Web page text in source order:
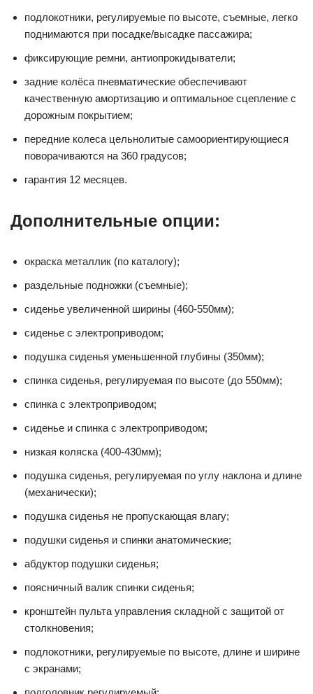
подлокотники, регулируемые по высоте, съемные, легко
поднимаются при посадке/высадке пассажира;
фиксирующие ремни, антиопрокидыватели;
задние колёса пневматические обеспечивают
качественную амортизацию и оптимальное сцепление с
дорожным покрытием;
передние колеса цельнолитые самоориентирующиеся
поворачиваются на 360 градусов;
гарантия 12 месяцев.
Дополнительные опции:
окраска металлик (по каталогу);
раздельные подножки (съемные);
сиденье увеличенной ширины (460-550мм);
сиденье с электроприводом;
подушка сиденья уменьшенной глубины (350мм);
спинка сиденья, регулируемая по высоте (до 550мм);
спинка с электроприводом;
сиденье и спинка с электроприводом;
низкая коляска (400-430мм);
подушка сиденья, регулируемая по углу наклона и длине
(механически);
подушка сиденья не пропускающая влагу;
подушки сиденья и спинки анатомические;
абдуктор подушки сиденья;
поясничный валик спинки сиденья;
кронштейн пульта управления складной с защитой от
столкновения;
подлокотники, регулируемые по высоте, длине и ширине
с экранами;